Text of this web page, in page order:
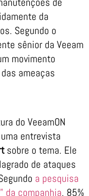
da
Segundo o
sênior da Veeam
movimento
ameaças
do VeeamON
entrevista
sobre o tema. Ele
de ataques
a pesquisa
da companhia, 85%